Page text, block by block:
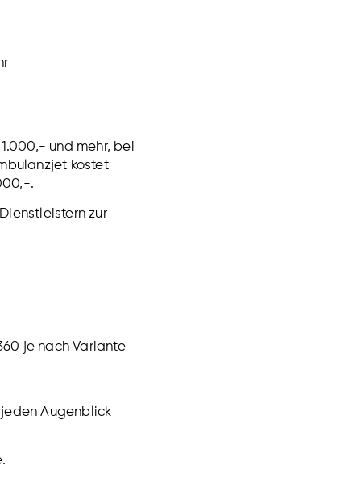
und mehr, bei
kostet
.
zur
je nach Variante
Augenblick